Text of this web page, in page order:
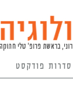
סדרות פודקסט